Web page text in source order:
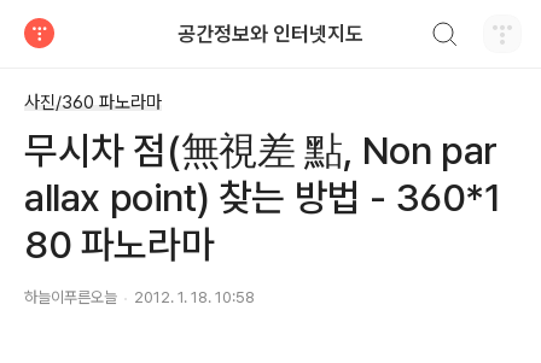
공간정보와 인터넷지도
사진/360 파노라마
무시차 점(無視差 點, Non par
allax point) 찾는 방법 - 360*1
80 파노라마
하늘이푸른오늘 2012. 1. 18. 10:58